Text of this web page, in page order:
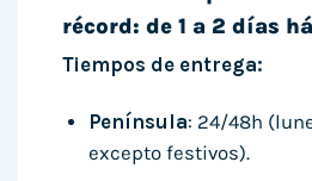
récord: de 1 a 2 días
Tiempos de entrega:
Península: 24/48h
excepto festivos).